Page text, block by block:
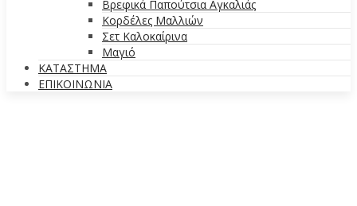
Βρεφικά Παπούτσια Αγκαλιάς
Κορδέλες Μαλλιών
Σετ Καλοκαίρινα
Μαγιό
ΚΑΤΑΣΤΗΜΑ
ΕΠΙΚΟΙΝΩΝΙΑ